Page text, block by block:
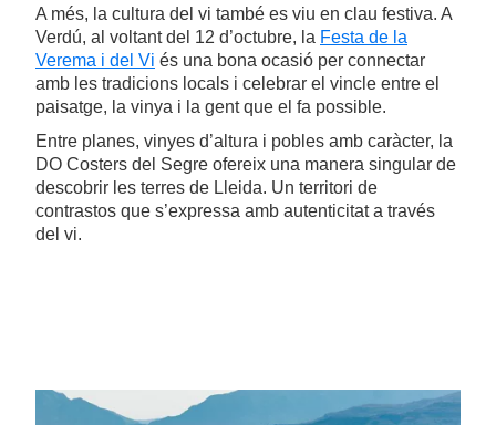
A més, la cultura del vi també es viu en clau festiva. A
Verdú, al voltant del 12 d’octubre, la Festa de la
Verema i del Vi és una bona ocasió per connectar
amb les tradicions locals i celebrar el vincle entre el
paisatge, la vinya i la gent que el fa possible.
Entre planes, vinyes d’altura i pobles amb caràcter, la
DO Costers del Segre ofereix una manera singular de
descobrir les terres de Lleida. Un territori de
contrastos que s’expressa amb autenticitat a través
del vi.